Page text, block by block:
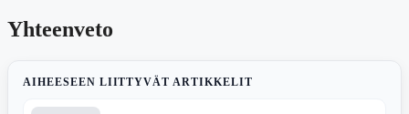
Yhteenveto
AIHEESEEN LIITTYVÄT ARTIKKELIT